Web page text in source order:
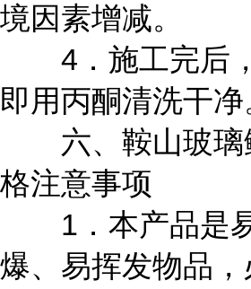
境因素增减。
4．施工完后
即用丙酮清洗干净
六、鞍山玻璃
格注意事项
1．本产品是
爆、易挥发物品，